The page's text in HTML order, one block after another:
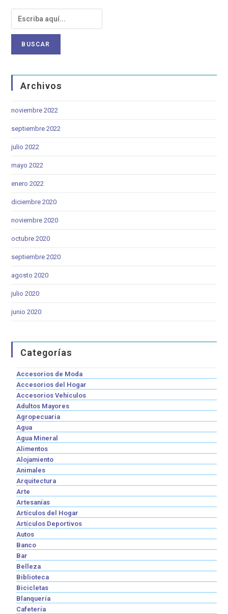
Archivos
noviembre 2022
septiembre 2022
julio 2022
mayo 2022
enero 2022
diciembre 2020
noviembre 2020
octubre 2020
septiembre 2020
agosto 2020
julio 2020
junio 2020
Categorías
Accesorios de Moda
Accesorios del Hogar
Accesorios Vehículos
Adultos Mayores
Agropecuaria
Agua
Agua Mineral
Alimentos
Alojamiento
Animales
Arquitectura
Arte
Artesanías
Artículos del Hogar
Artículos Deportivos
Autos
Banco
Bar
Belleza
Biblioteca
Bicicletas
Blanquería
Cafetería